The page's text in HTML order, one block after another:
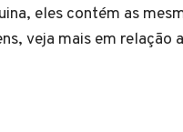
eles contém as
veja mais em relação